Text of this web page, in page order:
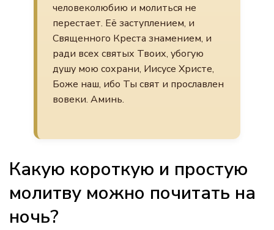
человеколюбию и молиться не
перестает. Её заступлением, и
Священного Креста знамением, и
ради всех святых Твоих, убогую
душу мою сохрани, Иисусе Христе,
Боже наш, ибо Ты свят и прославлен
вовеки. Аминь.
Какую короткую и простую
молитву можно почитать на
ночь?